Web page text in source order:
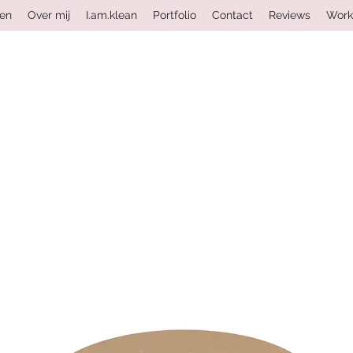
Over mij I.am.klean Portfolio Contact Reviews